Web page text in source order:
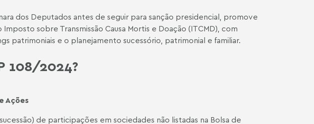
dos Deputados antes de seguir para sanção presidencial, promove
sobre Transmissão Causa Mortis e Doação (ITCMD), com
patrimoniais e o planejamento sucessório, patrimonial e familiar.
108/2024?
Ações
de participações em sociedades não listadas na Bolsa de